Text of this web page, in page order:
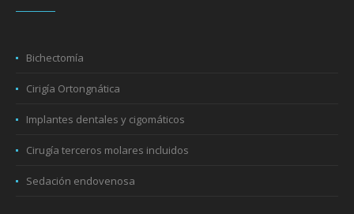
Bichectomía
Cirigía Ortongnática
Implantes dentales y cigomáticos
Cirugía terceros molares incluidos
Sedación endovenosa